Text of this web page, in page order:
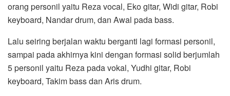
orang personil yaitu Reza vocal, Eko gitar, Widi gitar, Robi
keyboard, Nandar drum, dan Awal pada bass.
Lalu seiring berjalan waktu berganti lagi formasi personil,
sampai pada akhirnya kini dengan formasi solid berjumlah
5 personil yaitu Reza pada vokal, Yudhi gitar, Robi
keyboard, Takim bass dan Aris drum.